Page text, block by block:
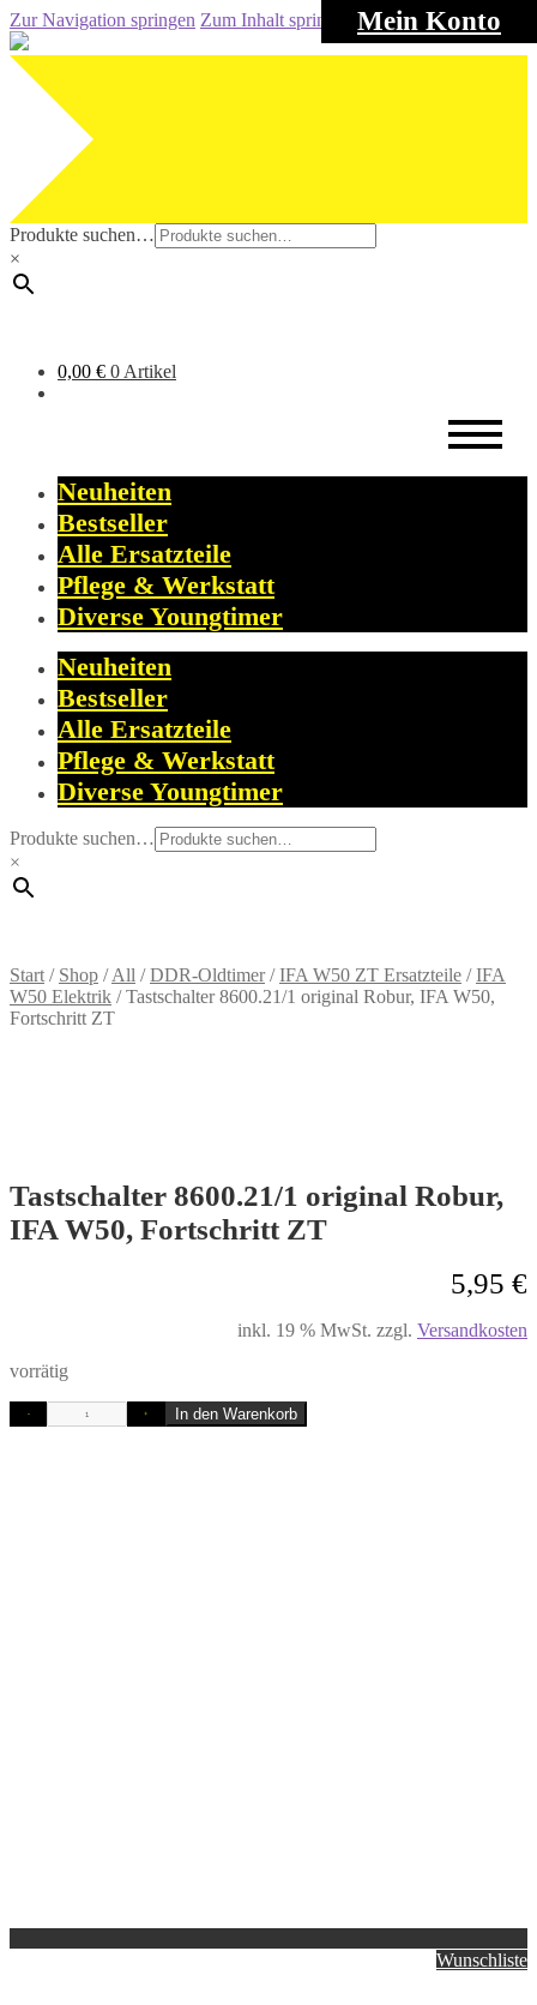
Mein Konto
Zur Navigation springen Zum Inhalt springen
Produkte suchen…
×
0,00 € 0 Artikel
Neuheiten
Bestseller
Alle Ersatzteile
Pflege & Werkstatt
Diverse Youngtimer
Neuheiten
Bestseller
Alle Ersatzteile
Pflege & Werkstatt
Diverse Youngtimer
Produkte suchen…
×
Start / Shop /All /DDR-Oldtimer/IFA W50 ZT Ersatzteile /IFA
W50 Elektrik /Tastschalter 8600.21/1 original Robur, IFA W50,
Fortschritt ZT
Tastschalter 8600.21/1 original Robur,
IFA W50, Fortschritt ZT
5,95 €
inkl. 19 % MwSt. zzgl. Versandkosten
vorrätig
- + In den Warenkorb
Wunschliste